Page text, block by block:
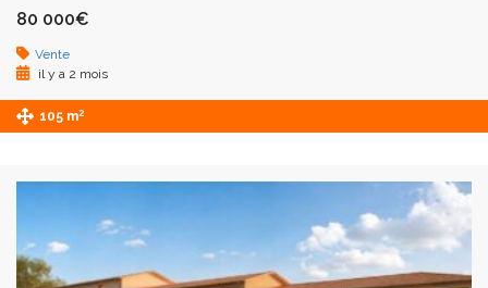
80 000€
Vente
il y a 2 mois
105 m2